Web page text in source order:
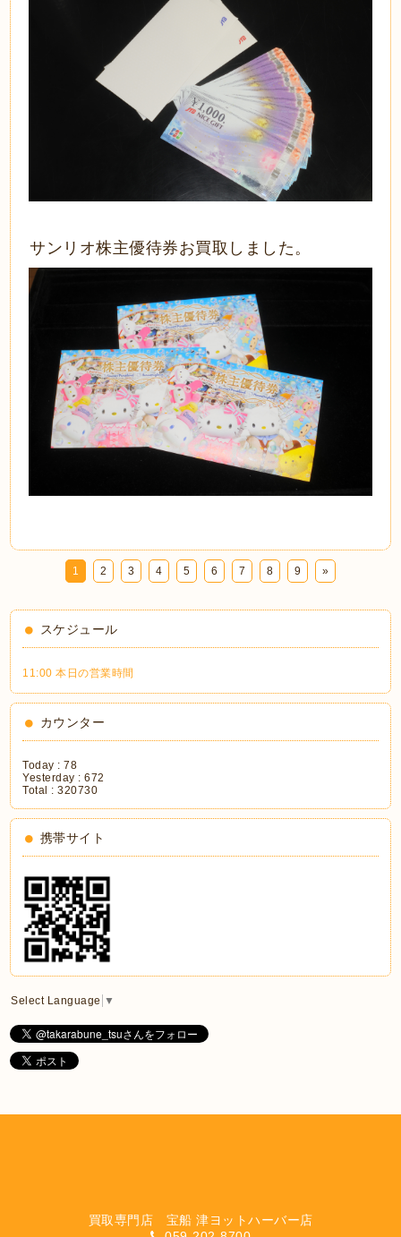
サンリオ株主優待券お買取しました。
1 2 3 4 5 6 7 8 9 »
スケジュール
11:00 本日の営業時間
カウンター
Today :78
Yesterday :672
Total :320730
携帯サイト
Select Language ▼
買取専門店 宝船 津ヨットハーバー店